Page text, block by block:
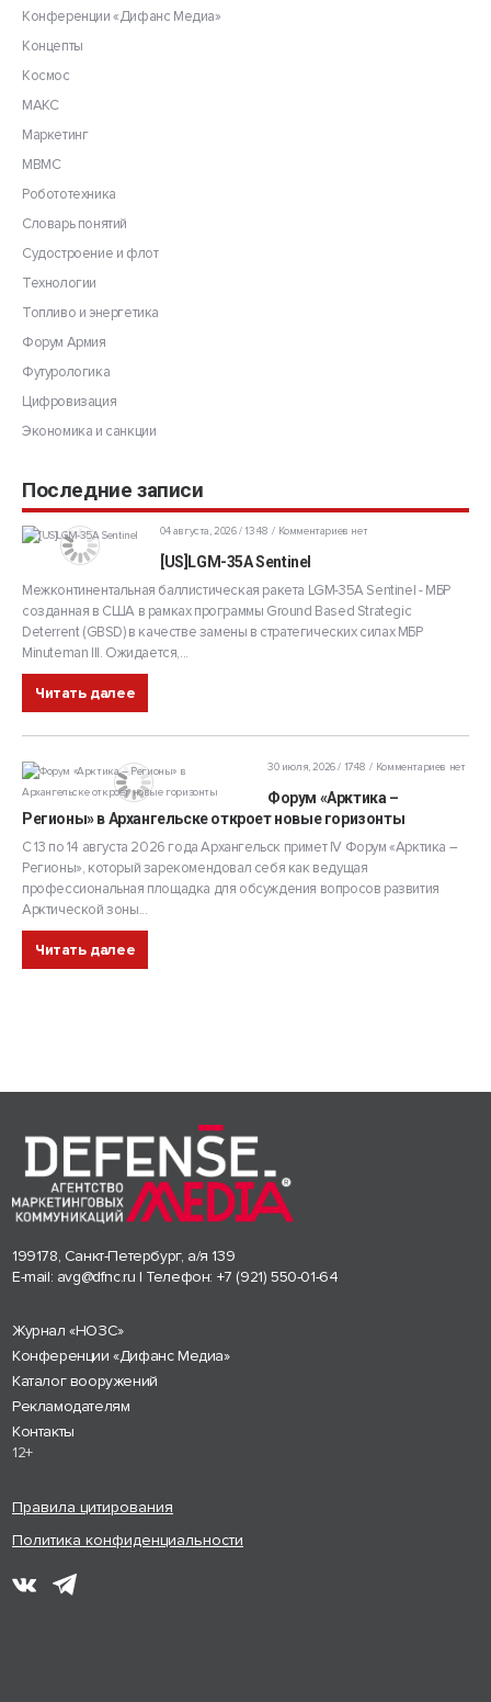
Конференции «Дифанс Медиа»
Концепты
Космос
МАКС
Маркетинг
МВМС
Робототехника
Словарь понятий
Судостроение и флот
Технологии
Топливо и энергетика
Форум Армия
Футурологика
Цифровизация
Экономика и санкции
Последние записи
04 августа, 2026 / 13:48 Комментариев нет
[US]LGM-35A Sentinel
Межконтинентальная баллистическая ракета LGM-35A Sentinel - МБР
созданная в США в рамках программы Ground Based Strategic
Deterrent (GBSD) в качестве замены в стратегических силах МБР
Minuteman III. Ожидается,...
Читать далее
30 июля, 2026 / 17:48 Комментариев нет
Форум «Арктика –
Регионы» в Архангельске откроет новые горизонты
С 13 по 14 августа 2026 года Архангельск примет IV Форум «Арктика –
Регионы», который зарекомендовал себя как ведущая
профессиональная площадка для обсуждения вопросов развития
Арктической зоны...
Читать далее
199178, Санкт-Петербург, а/я 139
E-mail: avg@dfnc.ru | Телефон: +7 (921) 550-01-64
Журнал «НОЗС»
Конференции «Дифанс Медиа»
Каталог вооружений
Рекламодателям
Контакты
12+
Правила цитирования
Политика конфиденциальности